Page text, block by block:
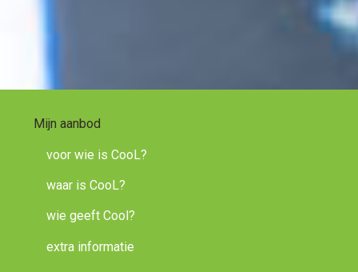
Mijn aanbod
voor wie is CooL?
waar is CooL?
wie geeft Cool?
extra informatie